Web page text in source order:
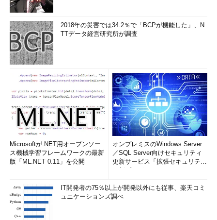
2018年の災害では34.2％で「BCPが機能した」、N
TTデータ経営研究所が調査
Microsoftが.NET用オープンソー
ス機械学習フレームワークの最新
版「ML.NET 0.11」を公開
オンプレミスのWindows Server
／SQL Server向けセキュリティ
更新サービス「拡張セキュリティ
IT開発者の75％以上が開発以外にも従事、楽天コミ
ュニケーションズ調べ